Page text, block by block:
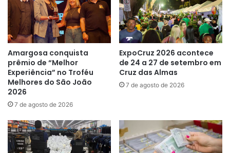
Amargosa conquista
prêmio de “Melhor
Experiência” no Troféu
Melhores do São João
2026
7 de agosto de 2026
ExpoCruz 2026 acontece
de 24 a 27 de setembro em
Cruz das Almas
7 de agosto de 2026